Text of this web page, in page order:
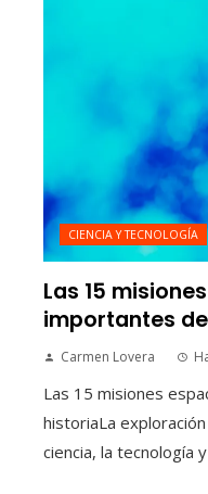
CIENCIA Y TECNOLOGÍA
Las 15
importantes
Carmen Lovera
Las 15 misiones
historiaLa
ciencia, la tecnología